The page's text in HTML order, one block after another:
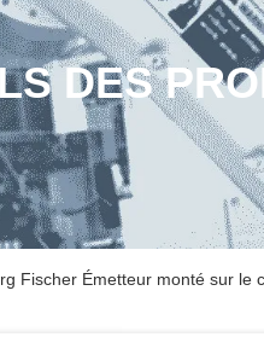
DES
Fischer Émetteur monté sur le